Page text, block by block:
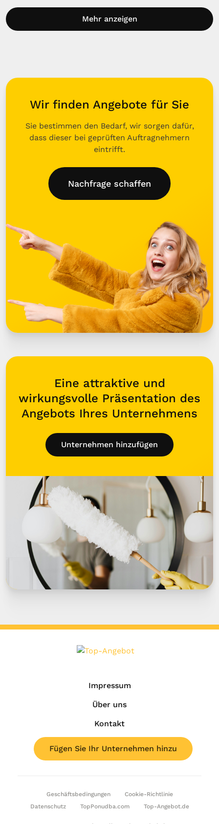
Mehr anzeigen
Wir finden Angebote für Sie
Sie bestimmen den Bedarf, wir sorgen dafür,
dass dieser bei geprüften Auftragnehmern
eintrifft.
Nachfrage schaffen
Eine attraktive und
wirkungsvolle Präsentation des
Angebots Ihres Unternehmens
Unternehmen hinzufügen
Impressum
Über uns
Kontakt
Fügen Sie Ihr Unternehmen hinzu
Geschäftsbedingungen
Cookie-Richtlinie
Datenschutz
TopPonudba.com Top-Angebot.de